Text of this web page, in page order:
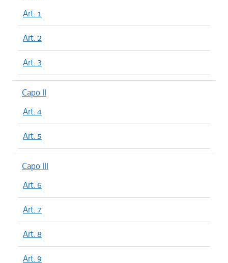
Art. 1
Art. 2
Art. 3
Capo II
Art. 4
Art. 5
Capo III
Art. 6
Art. 7
Art. 8
Art. 9